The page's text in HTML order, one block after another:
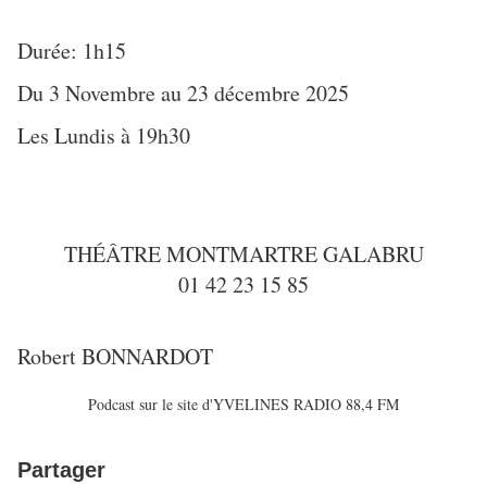
Durée: 1h15
Du 3 Novembre au 23 décembre 2025
Les Lundis à 19h30
THÉÂTRE MONTMARTRE GALABRU
01 42 23 15 85
Robert BONNARDOT
Podcast sur le site d'YVELINES RADIO 88,4 FM
Partager